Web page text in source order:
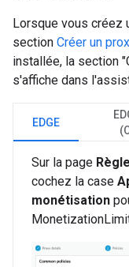
Lorsque vous créez
section Créer un
installée, la section
s'affiche dans
EDGE
Sur la page
cochez la case
monétisation